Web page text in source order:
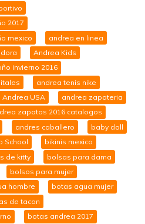
2017
mexico
andrea en linea
Andrea Kids
invierno 2016
andrea tenis nike
Andrea USA
andrea zapateria
zapatos 2016 catalogos
andres caballero
baby doll
School
bikinis mexico
de kitty
bolsas para dama
bolsos para mujer
hombre
botas agua mujer
de tacon
botas andrea 2017